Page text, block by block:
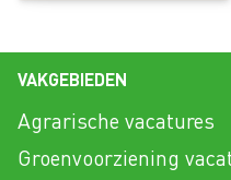
VAKGEBIEDEN
Agrarische vacatures
Groenvoorziening